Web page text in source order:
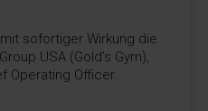
sofortiger Wirkung die
USA (Gold’s Gym),
Operating Officer.